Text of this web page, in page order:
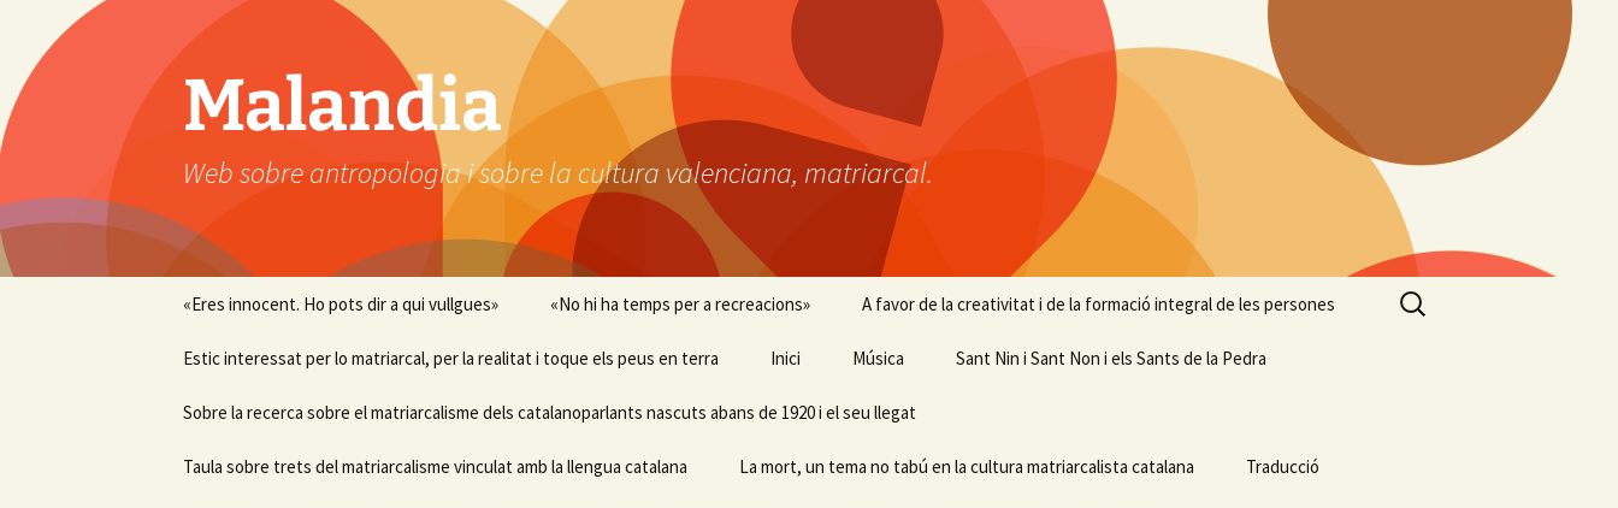
contingut
Malandia
Web sobre antropologia i sobre la cultura valenciana, matriarcal.
«Eres innocent. Ho pots dir a qui vullgues» «No hi ha temps per a recreacions» A favor de la creativitat i de la formació integral de les persones
Estic interessat per lo matriarcal, per la realitat i toque els peus en terra Inici Música Sant Nin i Sant Non i els Sants de la Pedra
Sobre la recerca sobre el matriarcalisme dels catalanoparlants nascuts abans de 1920 i el seu llegat
Taula sobre trets del matriarcalisme vinculat amb la llengua catalana La mort, un tema no tabú en la cultura matriarcalista catalana Traducció
Cerca: